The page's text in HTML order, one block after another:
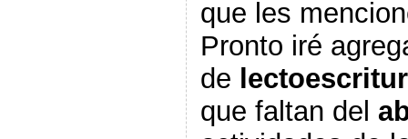
que les
Pronto iré
de
que faltan del